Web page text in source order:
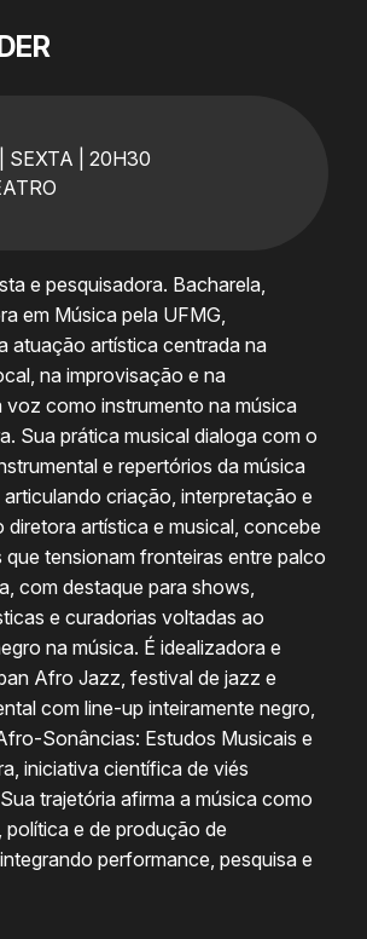
SEXTA | 20H30
e pesquisadora. Bacharela,
em Música pela UFMG,
atuação artística centrada na
na improvisação e na
voz como instrumento na música
Sua prática musical dialoga com o
e repertórios da música
articulando criação, interpretação e
diretora artística e musical, concebe
que tensionam fronteiras entre palco
com destaque para shows,
e curadorias voltadas ao
na música. É idealizadora e
Afro Jazz, festival de jazz e
com line-up inteiramente negro,
Sonâncias: Estudos Musicais e
iniciativa científica de viés
trajetória afirma a música como
política e de produção de
performance, pesquisa e